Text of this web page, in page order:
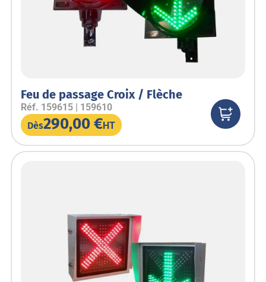
Feu de passage Croix / Flèche
Réf. 159615 | 159610
Dès290,00€HT